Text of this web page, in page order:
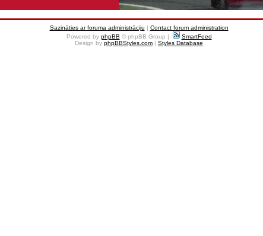
Sazināties ar foruma administrāciju | Contact forum administration
Powered by phpBB © phpBB Group |
SmartFeed
Design by phpBBStyles.com | Styles Database